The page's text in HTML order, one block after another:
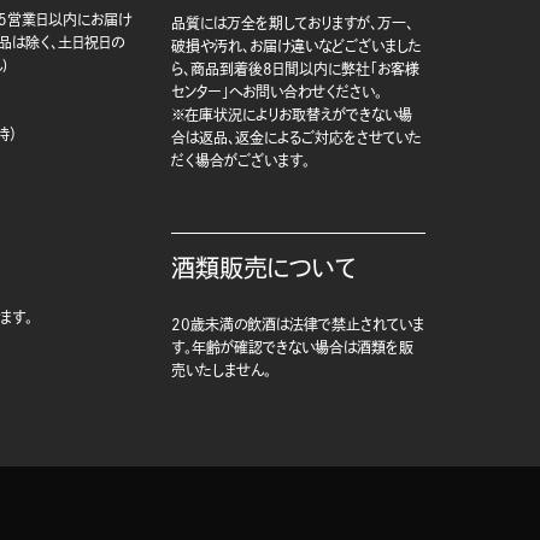
営業日以内にお届け
は除く、土日祝日の
)
す。
品質には万全を期しておりますが、万一、
破損や汚れ、お届け違いなどございました
ら、商品到着後8日間以内に弊社「お客様
センター」へお問い合わせください。
※在庫状況によりお取替えができない場
合は返品、返金によるご対応をさせていた
だく場合がございます。
酒類販売について
20歳未満の飲酒は法律で禁止されていま
す。年齢が確認できない場合は酒類を販
売いたしません。